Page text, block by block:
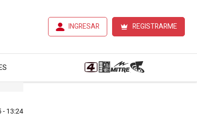
INGRESAR REGISTRARME
- 13:24